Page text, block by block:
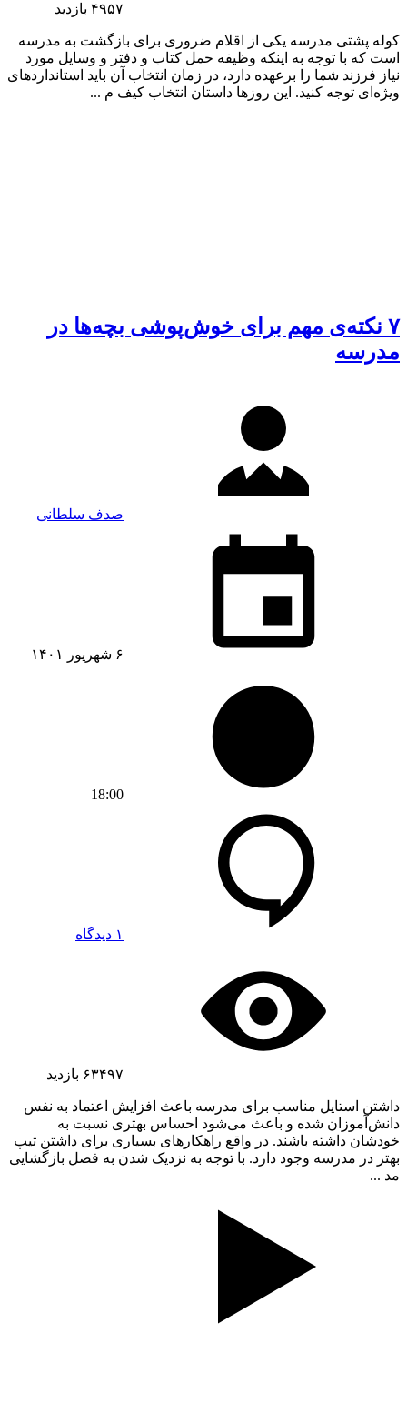
۴۹۵۷ بازدید
کوله پشتی مدرسه یکی از اقلام ضروری برای بازگشت به مدرسه
است که با توجه به اینکه وظیفه حمل کتاب و دفتر و وسایل مورد
نیاز فرزند شما را برعهده دارد، در زمان انتخاب آن باید استانداردهای
ویژه‌ای توجه کنید. این روزها داستان انتخاب کیف م ...
۷ نکته‌ی مهم برای خوش‌پوشی بچه‌ها در
مدرسه
صدف سلطانی
۶ شهریور ۱۴۰۱
18:00
۱ دیدگاه
۶۳۴۹۷ بازدید
داشتن استایل مناسب برای مدرسه باعث افزایش اعتماد به نفس
دانش‌آموزان شده و باعث می‌شود احساس بهتری نسبت به
خودشان داشته باشند. در واقع راهکارهای بسیاری برای داشتن تیپ
بهتر در مدرسه وجود دارد. با توجه به نزدیک شدن به فصل بازگشایی
مد ...